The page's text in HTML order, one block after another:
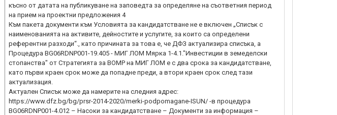
късно от датата на публикуване на заповедта за определяне на съответния период
на прием на проектни предложения 4
Към пакета документи към Условията за кандидатстване не е включен „Списък с
наименованията на активите, дейностите и услугите, за които са определени
референтни разходи“., като причината за това е, че ДФЗ актуализира списъка, а
Процедура BG06RDNP001-19.405 - МИГ ЛОМ Мярка 1-4.1."Инвестиции в земеделски
стопанства" от Стратегията за ВОМР на МИГ ЛОМ е с два срока за кандидатстване,
като първи краен срок може да попадне преди, а втори краен срок след тази
актуализация.
Актуален Списък може да намерите на следния адрес:
https://www.dfz.bg/bg/prsr-2014-2020/merki-podpomagane-ISUN/ -в процедура
BG06RDNP001-4.012 – Насоки за кандидатстване – Документи за информация –